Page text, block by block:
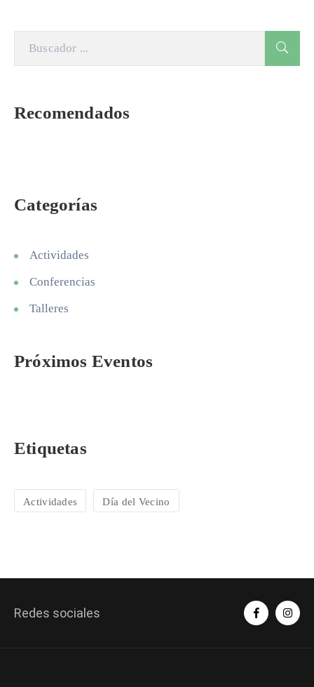
Recomendados
Categorías
Actividades
Conferencias
Talleres
Próximos Eventos
Etiquetas
Actividades Día del Vecino
Redes sociales